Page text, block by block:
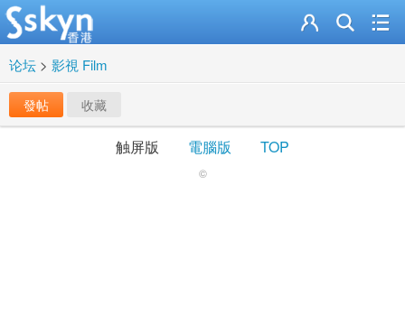
论坛 > 影視 Film
發帖 收藏
触屏版 電腦版 TOP
©